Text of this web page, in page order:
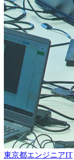
東京都エンジニアIT